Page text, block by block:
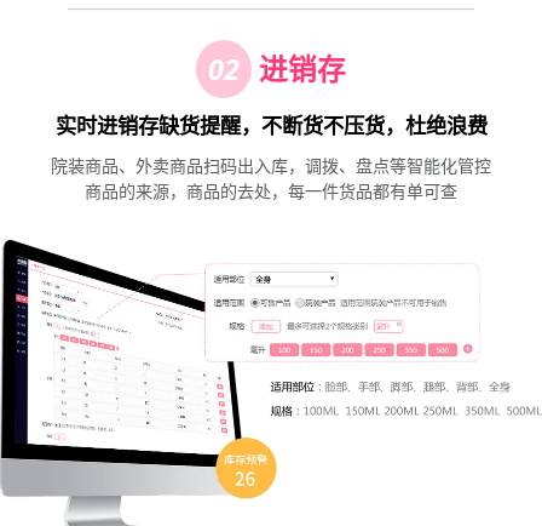
02 进销存
实时进销存缺货提醒，不断货不压货，杜绝浪费
院装商品、外卖商品扫码出入库，调拨、盘点等智能化管控
商品的来源，商品的去处，每一件货品都有单可查